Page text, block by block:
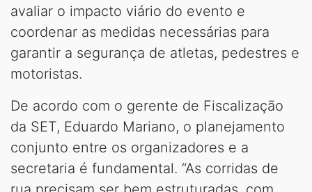
avaliar o impacto viário do evento e
coordenar as medidas necessárias para
garantir a segurança de atletas, pedestres e
motoristas.
De acordo com o gerente de Fiscalização
da SET, Eduardo Mariano, o planejamento
conjunto entre os organizadores e a
secretaria é fundamental. “As corridas de